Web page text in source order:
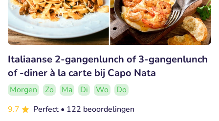
Italiaanse 2-gangenlunch of 3-gangenlunch
of -diner à la carte bij Capo Nata
Morgen Zo Ma Di Wo
Do
9.7
Perfect • 122 beoordelingen